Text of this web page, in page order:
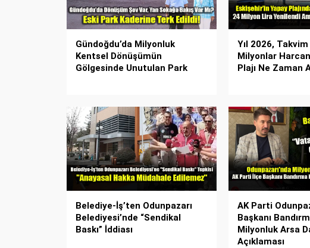
Gündoğdu’da Milyonluk
Kentsel Dönüşümün
Gölgesinde Unutulan Park
Yıl 2026,
Milyonlar
Plajı Ne Zaman
Belediye-İş’ten Odunpazarı
Belediyesi’nde “Sendikal
Baskı” İddiası
AK Parti
Başkanı
Milyonluk Arsa
Açıklaması